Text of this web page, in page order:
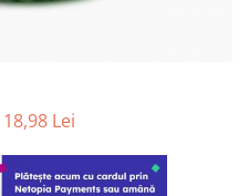
18,98 Lei